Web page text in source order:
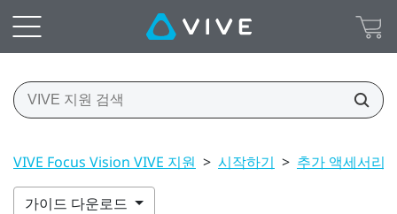
VIVE Focus Vision VIVE 지원 > 시작하기 > 추가 액세서리
가이드 다운로드